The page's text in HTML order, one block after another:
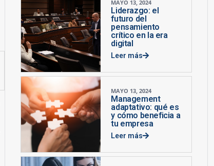
MAYO 13, 2024
Liderazgo: el
futuro del
pensamiento
crítico en la era
digital
Leer más
MAYO 13, 2024
Management
adaptativo: qué es
y cómo beneficia a
tu empresa
Leer más